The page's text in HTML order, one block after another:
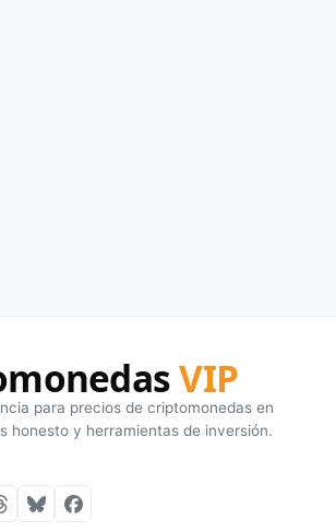
VIP
para precios de criptomonedas en
honesto y herramientas de inversión.